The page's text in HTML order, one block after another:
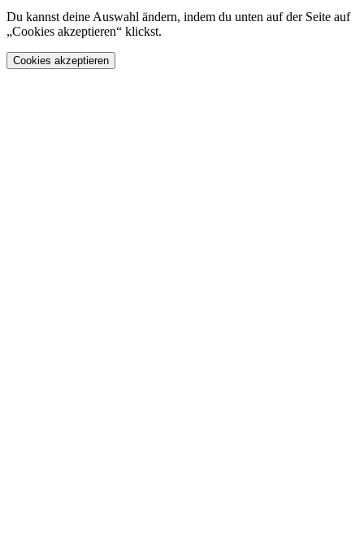
Du kannst deine Auswahl ändern, indem du unten auf der Seite auf
„Cookies akzeptieren“ klickst.
Cookies akzeptieren